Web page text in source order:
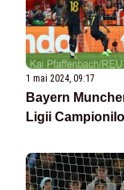
1 mai 2024, 09:17
Bayern
Ligii